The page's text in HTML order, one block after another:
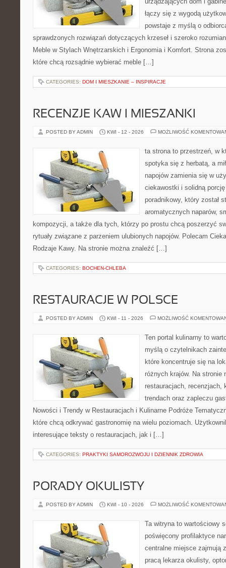
łączy się z wygodą
powstaje z myślą o
sprawdzonych rozwiązań dotyczących krzeseł i szeroko
Meble w Stylach Wnętrzarskich i Ergonomia i Komfort. Strona
które chcą rozsądnie wybierać meble […]
CATEGORIES: DOM I MIESZKANIE – INSPIRACJE
RECENZJE KAW I MIESZANKI
POSTED BY ADMIN KWI - 12 - 2026 MOŻLIWOŚĆ
ta strona to przestrzeń, w
spotyka się z herbatą, a
napojów zamienia się w
ciekawostki i solidną
poradnikowy, który został
aromatycznych naparów,
kompozycji, a także dla tych, którzy po prostu chcą poszerzyć
rytuały związane z parzeniem ulubionych napojów. Polecam
Rodzaje Kawy. Na stronie można znaleźć […]
CATEGORIES: BOCHEN-CHLEBA
RESTAURACJE W POLSCE
POSTED BY ADMIN KWI - 11 - 2026 MOŻLIWOŚĆ
Ten portal kulinarny to
myślą o czytelnikach
które koncentruje się na
różnych krajów. Na stronie
restauracjach, recenzjach,
trendach oraz zapleczu
Nowości i Trendy w Restauracjach i Kulinarne Podróże
które chcą odkrywać gastronomię na wielu poziomach.
interesujące teksty o restauracjach, jak i […]
CATEGORIES: PRAKTYKI SAMOROZWOJU I DZIENNIK ZDROWIA
PORADY OKULISTY
POSTED BY ADMIN KWI - 10 - 2026 MOŻLIWOŚĆ
Ta witryna to wartościowy
poświęcony profilaktyce
centralne miejsce zajmują
pracą lekarza okulisty,